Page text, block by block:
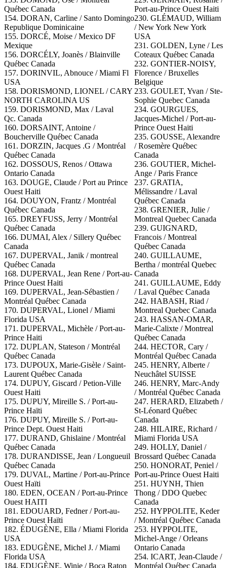
Québec Canada
154. DORAN, Carline / Santo Domingo
Republique Dominicaine
155. DORCÉ, Moise / Mexico DF
Mexique
156. DORCÉLY, Joanès / Blainville
Québec Canada
157. DORINVIL, Abnouce / Miami Fl
USA
158. DORISMOND, LIONEL / CARY
NORTH CAROLINA US
159. DORISMOND, Max / Laval
Qc. Canada
160. DORSAINT, Antoine /
Boucherville Québec Canada
161. DORZIN, Jacques .G / Montréal
Québec Canada
162. DOSSOUS, Renos / Ottawa
Ontario Canada
163. DOUGE, Claude / Port au Prince
Ouest Haiti
164. DOUYON, Frantz / Montréal
Québec Canada
165. DREYFUSS, Jerry / Montréal
Québec Canada
166. DUMAI, Alex / Sillery Québec
Canada
167. DUPERVAL, Janik / montreal
Québec Canada
168. DUPERVAL, Jean Rene / Port-au-
Prince Ouest Haiti
169. DUPERVAL, Jean-Sébastien /
Montréal Québec Canada
170. DUPERVAL, Lionel / Miami
Florida USA
171. DUPERVAL, Michèle / Port-au-
Prince Haiti
172. DUPLAN, Stateson / Montréal
Québec Canada
173. DUPOUX, Marie-Gisèle / Saint-
Laurent Québec Canada
174. DUPUY, Giscard / Petion-Ville
Ouest Haiti
175. DUPUY, Mireille S. / Port-au-
Prince Haïti
176. DUPUY, Mireille S. / Port-au-
Prince Dept. Ouest Haiti
177. DURAND, Ghislaine / Montréal
Québec Canada
178. DURANDISSE, Jean / Longueuil
Québec Canada
179. DUVAL, Martine / Port-au-Prince
Ouest Haïti
180. EDEN, OCEAN / Port-au-Prince
Ouest HAITI
181. EDOUARD, Fedner / Port-au-
Prince Ouest Haïti
182. ÉDUGÈNE, Ella / Miami Florida
USA
183. EDUGÈNE, Michel J. / Miami
Florida USA
184. EDUGÈNE, Winie / Boca Raton
Port-au-Prince Ouest Haiti
230. GLÉMAUD, William
/ New York New York
USA
231. GOLDEN, Lyne / Les
Coteaux Québec Canada
232. GONTIER-NOISY,
Florence / Bruxelles
Belgique
233. GOULET, Yvan / Ste-
Sophie Quebec Canada
234. GOURGUES,
Jacques-Michel / Port-au-
Prince Ouest Haiti
235. GOUSSE, Alexandre
/ Rosemère Québec
Canada
236. GOUTIER, Michel-
Ange / Paris France
237. GRATIA,
Mélissandre / Laval
Québec Canada
238. GRENIER, Julie /
Montreal Quebec Canada
239. GUIGNARD,
Francois / Montreal
Québec Canada
240. GUILLAUME,
Bertha / montréal Quebec
Canada
241. GUILLAUME, Eddy
/ Laval Québec Canada
242. HABASH, Riad /
Montreal Quebec Canada
243. HASSAN-OMAR,
Marie-Calixte / Montreal
Québec Canada
244. HECTOR, Cary /
Montréal Québec Canada
245. HENRY, Alberte /
Neuchâtel SUISSE
246. HENRY, Marc-Andy
/ Montréal Québec Canada
247. HERARD, Elizabeth /
St-Léonard Québec
Canada
248. HILAIRE, Richard /
Miami Florida USA
249. HOLLY, Daniel /
Brossard Québec Canada
250. HONORAT, Peniel /
Port-au-Prince Ouest Haiti
251. HUYNH, Thien
Thong / DDO Quebec
Canada
252. HYPPOLITE, Keder
/ Montréal Québec Canada
253. HYPPOLITE,
Michel-Ange / Orleans
Ontario Canada
254. ICART, Jean-Claude /
Montréal Québec Canada